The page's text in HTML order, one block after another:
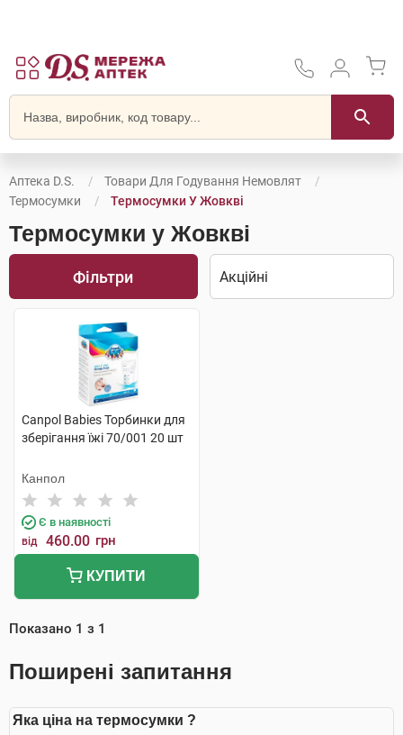
Аптека D.S.
Товари Для Годування Немовлят
Термосумки
Термосумки У Жовкві
Термосумки у Жовкві
Фільтри
Canpol Babies Торбинки для
зберігання їжі 70/001 20 шт
Канпол
Є в наявності
від 460.00 грн
КУПИТИ
Показано 1 з 1
Поширені запитання
Яка ціна на термосумки ?